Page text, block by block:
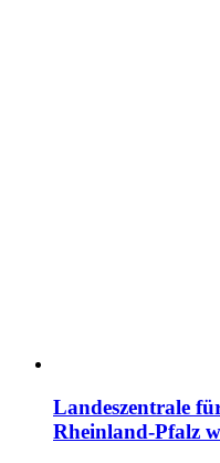
Landeszentrale
Rheinland-Pfalz